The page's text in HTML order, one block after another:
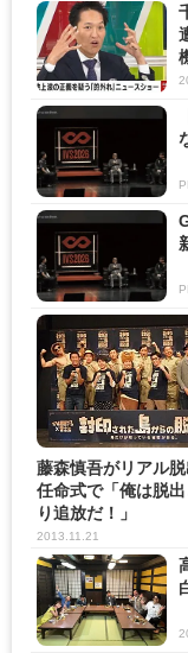
藤森慎吾がリアル
任命式で「俺は脱
り追放だ！」
2013.11.21